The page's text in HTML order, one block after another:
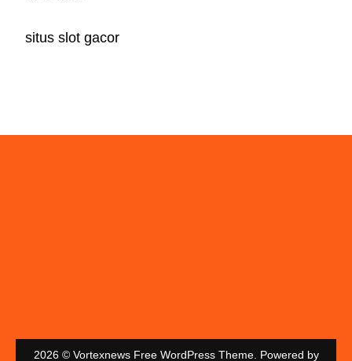
situs slot gacor
2026 © Vortexnews Free WordPress Theme. Powered by